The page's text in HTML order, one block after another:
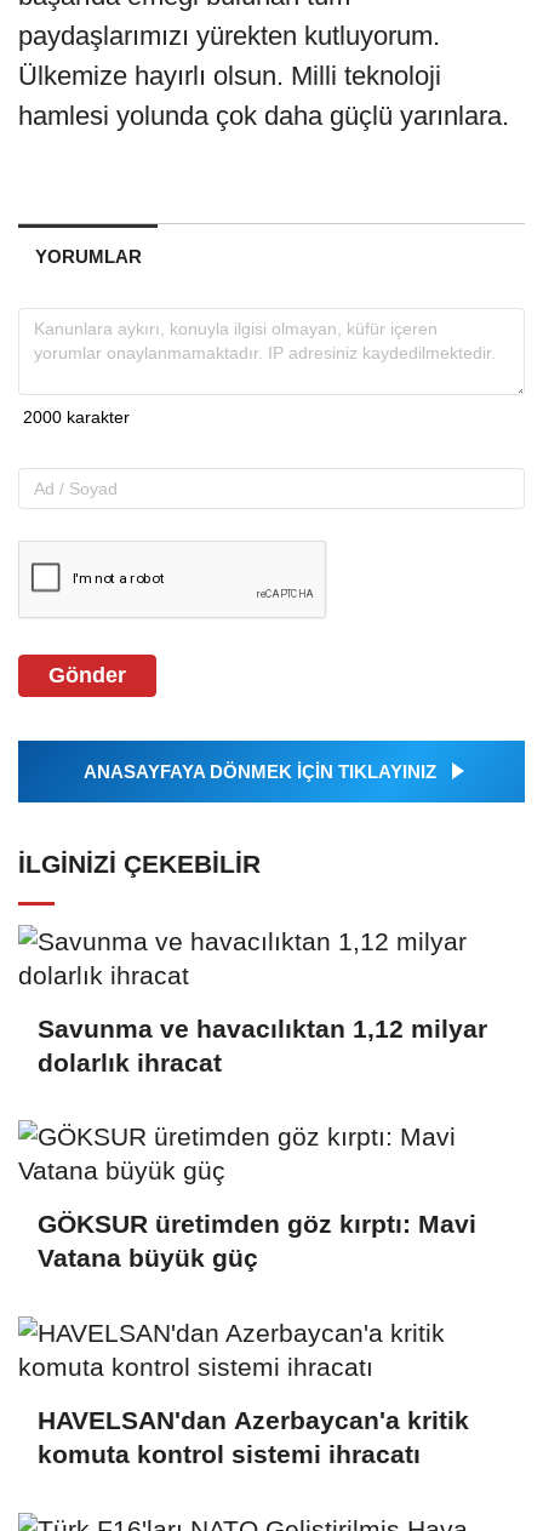
paydaşlarımızı yürekten kutluyorum.
Ülkemize hayırlı olsun. Milli teknoloji
hamlesi yolunda çok daha güçlü yarınlara.
YORUMLAR
Gönder
ANASAYFAYA DÖNMEK İÇİN TIKLAYINIZ
İLGINIZI ÇEKEBILIR
Savunma ve havacılıktan 1,12 milyar
dolarlık ihracat
GÖKSUR üretimden göz kırptı: Mavi
Vatana büyük güç
HAVELSAN'dan Azerbaycan'a kritik
komuta kontrol sistemi ihracatı